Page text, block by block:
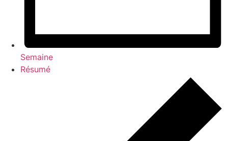
Semaine
Résumé